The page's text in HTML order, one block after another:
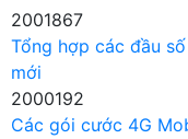
2001867
Tổng hợp các đầu
mới
2000192
Các gói cước 4G